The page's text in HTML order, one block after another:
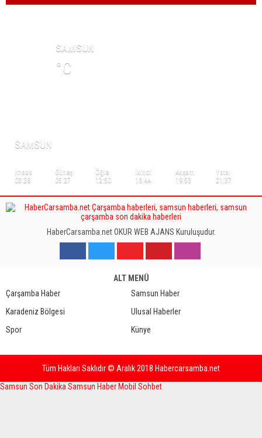
SAMSUN
°C
SAMSUN
İmsak
03:28
Güneş
05:27
Öğle
12:50
İkindi
16:44
Akşam
19:53
Yatsı
21:37
HaberCarsamba.net OKUR WEB AJANS Kuruluşudur.
ALT MENÜ
Çarşamba Haber
Samsun Haber
Karadeniz Bölgesi
Ulusal Haberler
Spor
Künye
Tüm Hakları Saklıdır © Aralık 2018 Habercarsamba.net
Samsun Son Dakika Samsun Haber Mobil Sohbet